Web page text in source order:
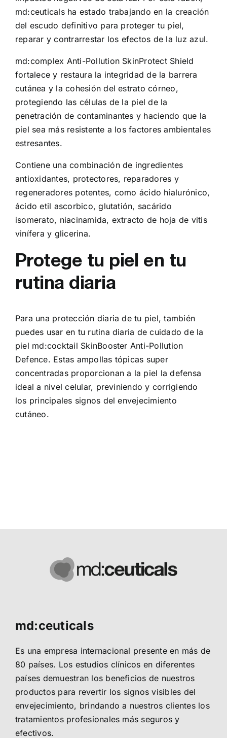
md:ceuticals ha estado trabajando en la creación
del escudo definitivo para proteger tu piel,
reparar y contrarrestar los efectos de la luz azul.
md:complex Anti-Pollution SkinProtect Shield
fortalece y restaura la integridad de la barrera
cutánea y la cohesión del estrato córneo,
protegiendo las células de la piel de la
penetración de contaminantes y haciendo que la
piel sea más resistente a los factores ambientales
estresantes.
Contiene una combinación de ingredientes
antioxidantes, protectores, reparadores y
regeneradores potentes, como ácido hialurónico,
ácido etil ascorbico, glutatión, sacárido
isomerato, niacinamida, extracto de hoja de vitis
vinífera y glicerina.
Protege tu piel en tu
rutina diaria
Para una protección diaria de tu piel, también
puedes usar en tu rutina diaria de cuidado de la
piel md:cocktail SkinBooster Anti-Pollution
Defence. Estas ampollas tópicas super
concentradas proporcionan a la piel la defensa
ideal a nivel celular, previniendo y corrigiendo
los principales signos del envejecimiento
cutáneo.
md:ceuticals
Es una empresa internacional presente en más de
80 países. Los estudios clínicos en diferentes
países demuestran los beneficios de nuestros
productos para revertir los signos visibles del
envejecimiento, brindando a nuestros clientes los
tratamientos profesionales más seguros y
efectivos.